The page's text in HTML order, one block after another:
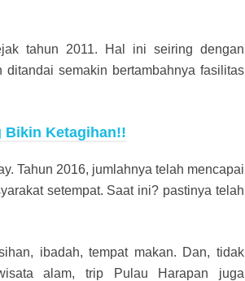
tahun 2011. Hal ini seiring dengan
semakin bertambahnya fasilitas
Bikin Ketagihan!!
Tahun 2016, jumlahnya telah mencapai
setempat. Saat ini? pastinya telah
ibadah, tempat makan. Dan, tidak
alam, trip Pulau Harapan juga